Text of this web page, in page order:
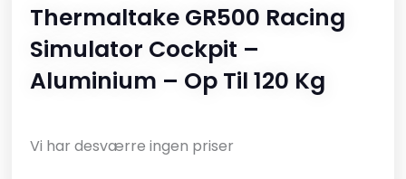
Thermaltake GR500 Racing
Simulator Cockpit –
Aluminium – Op Til 120 Kg
Vi har desværre ingen priser